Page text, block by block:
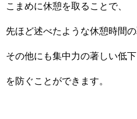
こまめに休憩を取ることで、
先ほど述べたような休憩時間の
その他にも集中力の著しい低下
を防ぐことができます。